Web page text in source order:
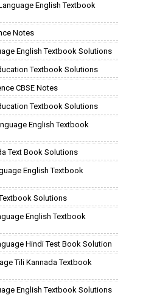
English Textbook
Notes
English Textbook Solutions
Textbook Solutions
CBSE Notes
Textbook Solutions
English Textbook
Text Book Solutions
English Textbook
Solutions
English Textbook
Hindi Test Book Solution
Tili Kannada Textbook
English Textbook Solutions